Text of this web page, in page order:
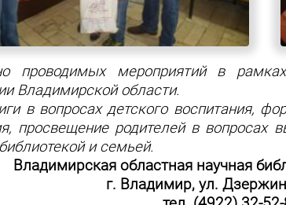
мероприятий в
Владимирской области.
в вопросах детского воспитания,
просвещение родителей в вопросах
и семьей.
Владимирская областная научная
г. Владимир, ул.